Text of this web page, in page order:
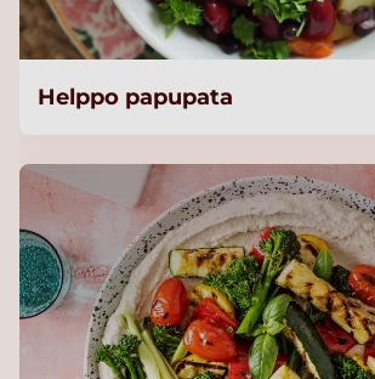
Helppo papupata